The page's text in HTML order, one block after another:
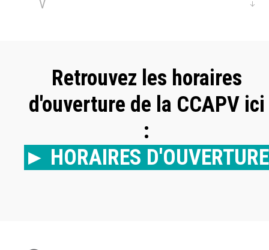
V
Retrouvez les horaires
d'ouverture de la CCAPV ici
:
► HORAIRES D'OUVERTURE